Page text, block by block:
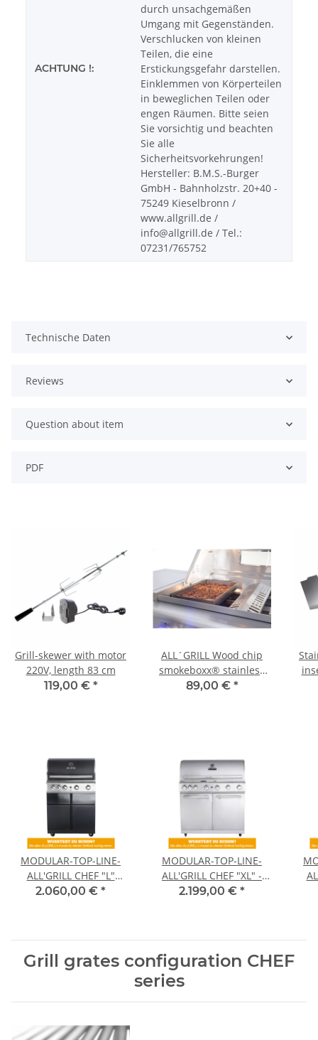
ACHTUNG !:
durch unsachgemäßen
Umgang mit Gegenständen.
Verschlucken von kleinen
Teilen, die eine
Erstickungsgefahr darstellen.
Einklemmen von Körperteilen
in beweglichen Teilen oder
engen Räumen. Bitte seien
Sie vorsichtig und beachten
Sie alle
Sicherheitsvorkehrungen!
Hersteller: B.M.S.-Burger
GmbH - Bahnholzstr. 20+40 -
75249 Kieselbronn /
www.allgrill.de /
info@allgrill.de / Tel.:
07231/765752
Technische Daten
Reviews
Question about item
PDF
Grill-skewer with motor
220V, length 83 cm
119,00 € *
ALL´GRILL Wood chip
smokeboxx® stainless
steel for Chef-series,
89,00 € *
MODULAR-TOP-LINE-
ALL'GRILL CHEF "L"
BLACK -Basic model-
2.060,00 € *
MODULAR-TOP-LINE-
ALL'GRILL CHEF "XL" -
Basic modell-
2.199,00 € *
Grill grates configuration CHEF
series